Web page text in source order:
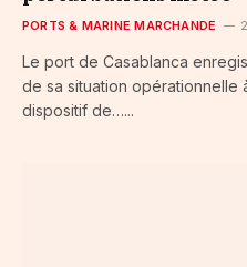
PORTS & MARINE MARCHANDE
Le port de Casablanca
de sa situation opérationnelle
dispositif de…...